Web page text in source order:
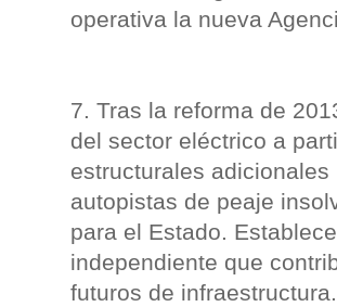
operativa la nueva
7. Tras la reforma de
del sector eléctrico a
estructurales
autopistas de peaje
para el Estado.
independiente que
futuros de